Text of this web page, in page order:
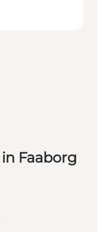
Folie
Faaborg